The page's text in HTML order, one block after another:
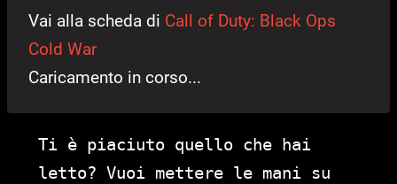
Vai alla scheda di Call of Duty: Black Ops
Cold War
Caricamento in corso...
Ti è piaciuto quello che hai
letto? Vuoi mettere le mani su